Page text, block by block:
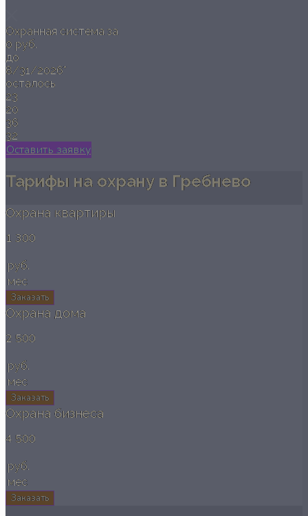
Охранная система за
0 руб.
до
8/31/2026*
осталось
23
20
36
32
Оставить заявку
Тарифы на охрану в Гребнево
Охрана квартиры
1 300
руб.
мес
Заказать
Охрана дома
2 500
руб.
мес
Заказать
Охрана бизнеса
4 500
руб.
мес
Заказать